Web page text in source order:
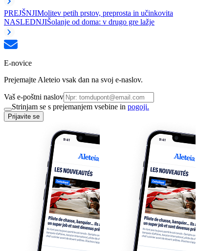
PREJŠNJIMolitev petih prstov, preprosta in učinkovita
NASLEDNJIŠolanje od doma: v drugo gre lažje
E-novice
Prejemajte Aleteio vsak dan na svoj e-naslov.
Vaš e-poštni naslov
Strinjam se s prejemanjem vsebine in pogoji.
Prijavite se